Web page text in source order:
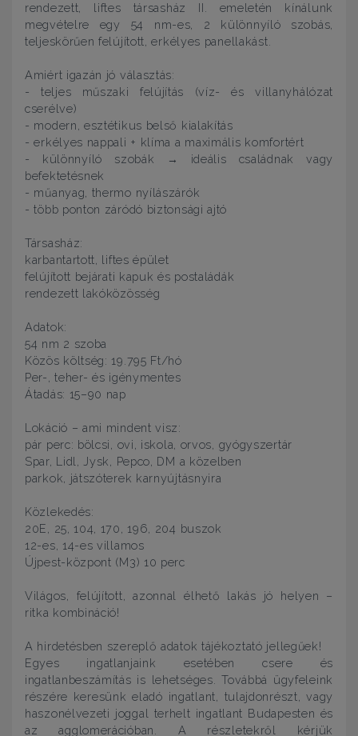
rendezett, liftes társasház II. emeletén kínálunk
megvételre egy 54 nm-es, 2 különnyíló szobás,
teljeskörűen felújított, erkélyes panellakást.
Amiért igazán jó választás:
- teljes műszaki felújítás (víz- és villanyhálózat
cserélve)
- modern, esztétikus belső kialakítás
- erkélyes nappali + klíma a maximális komfortért
- különnyíló szobák → ideális családnak vagy
befektetésnek
- műanyag, thermo nyílászárók
- több ponton záródó biztonsági ajtó
Társasház:
karbantartott, liftes épület
felújított bejárati kapuk és postaládák
rendezett lakóközösség
Adatok:
54 nm 2 szoba
Közös költség: 19.795 Ft/hó
Per-, teher- és igénymentes
Átadás: 15–90 nap
Lokáció – ami mindent visz:
pár perc: bölcsi, ovi, iskola, orvos, gyógyszertár
Spar, Lidl, Jysk, Pepco, DM a közelben
parkok, játszóterek karnyújtásnyira
Közlekedés:
20E, 25, 104, 170, 196, 204 buszok
12-es, 14-es villamos
Újpest-központ (M3) 10 perc
Világos, felújított, azonnal élhető lakás jó helyen –
ritka kombináció!
A hirdetésben szereplő adatok tájékoztató jellegűek!
Egyes ingatlanjaink esetében csere és
ingatlanbeszámítás is lehetséges. Továbbá ügyfeleink
részére keresünk eladó ingatlant, tulajdonrészt, vagy
haszonélvezeti joggal terhelt ingatlant Budapesten és
az agglomerációban. A részletekről kérjük